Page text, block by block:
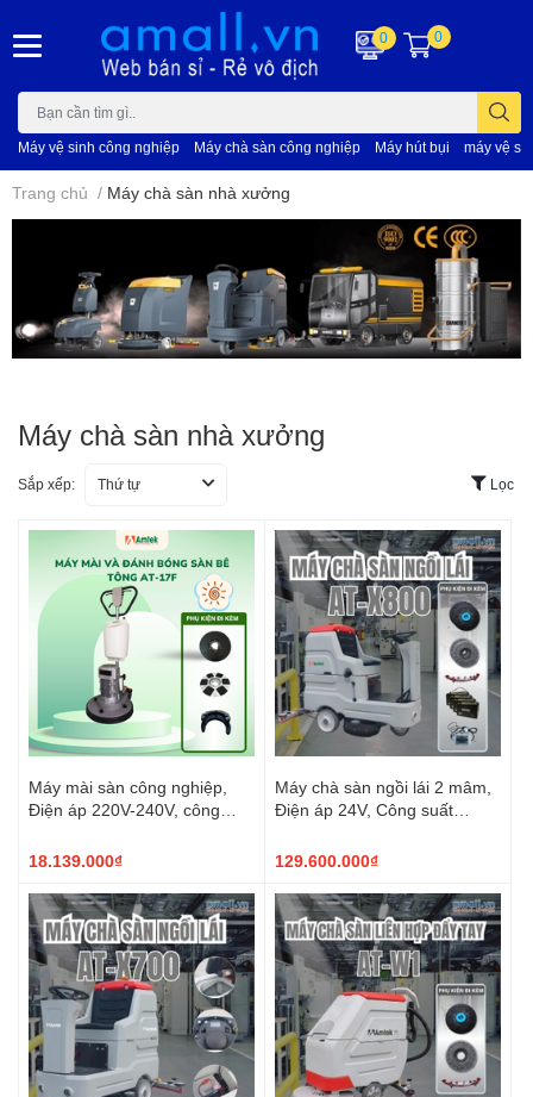
Máy vệ sinh công nghiệp Máy chà sàn công nghiệp Máy hút bụi máy vệ
0 0
Trang chủ / Máy chà sàn nhà xưởng
Máy chà sàn nhà xưởng
Sắp xếp: Thứ tự Lọc
Máy mài sàn công nghiệp,
Điện áp 220V-240V, công
18.139.000₫
Máy chà sàn ngồi lái 2 mâm,
Điện áp 24V, Công suất
129.600.000₫